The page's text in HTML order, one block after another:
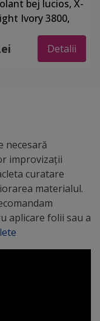
bej lucios, X-
Ivory 3800,
Detalii
necesară
improvizații
curatare
materialul.
aplicare folii sau a